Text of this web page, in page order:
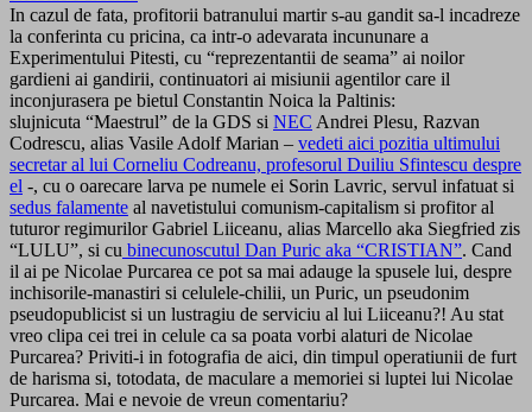
In cazul de fata, profitorii batranului martir s-au gandit sa-l incadreze
la conferinta cu pricina, ca intr-o adevarata incununare a
Experimentului Pitesti, cu “reprezentantii de seama” ai noilor
gardieni ai gandirii, continuatori ai misiunii agentilor care il
inconjurasera pe bietul Constantin Noica la Paltinis:
slujnicuta “Maestrul” de la GDS si NEC Andrei Plesu, Razvan
Codrescu, alias Vasile Adolf Marian – vedeti aici pozitia ultimului
secretar al lui Corneliu Codreanu, profesorul Duiliu Sfintescu despre
el -, cu o oarecare larva pe numele ei Sorin Lavric, servul infatuat si
sedus falamente al navetistului comunism-capitalism si profitor al
tuturor regimurilor Gabriel Liiceanu, alias Marcello aka Siegfried zis
“LULU”, si cu binecunoscutul Dan Puric aka “CRISTIAN”. Cand
il ai pe Nicolae Purcarea ce pot sa mai adauge la spusele lui, despre
inchisorile-manastiri si celulele-chilii, un Puric, un pseudonim
pseudopublicist si un lustragiu de serviciu al lui Liiceanu?! Au stat
vreo clipa cei trei in celule ca sa poata vorbi alaturi de Nicolae
Purcarea? Priviti-i in fotografia de aici, din timpul operatiunii de furt
de harisma si, totodata, de maculare a memoriei si luptei lui Nicolae
Purcarea. Mai e nevoie de vreun comentariu?